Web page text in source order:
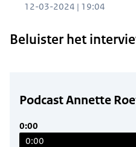
12-03-2024 | 19:04
Beluister het
Podcast Annette
0:00
0:00